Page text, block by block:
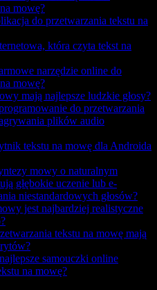
mowę?
do przetwarzania tekstu na
która czyta tekst na
narzędzie online do
mowę?
mają najlepsze ludzkie głosy?
do przetwarzania
plików audio
tekstu na mowę dla Androida
mowy o naturalnym
głębokie uczenie lub e-
niestandardowych głosów?
jest najbardziej realistyczne
tekstu na mowę mają
samouczki online
na mowę?